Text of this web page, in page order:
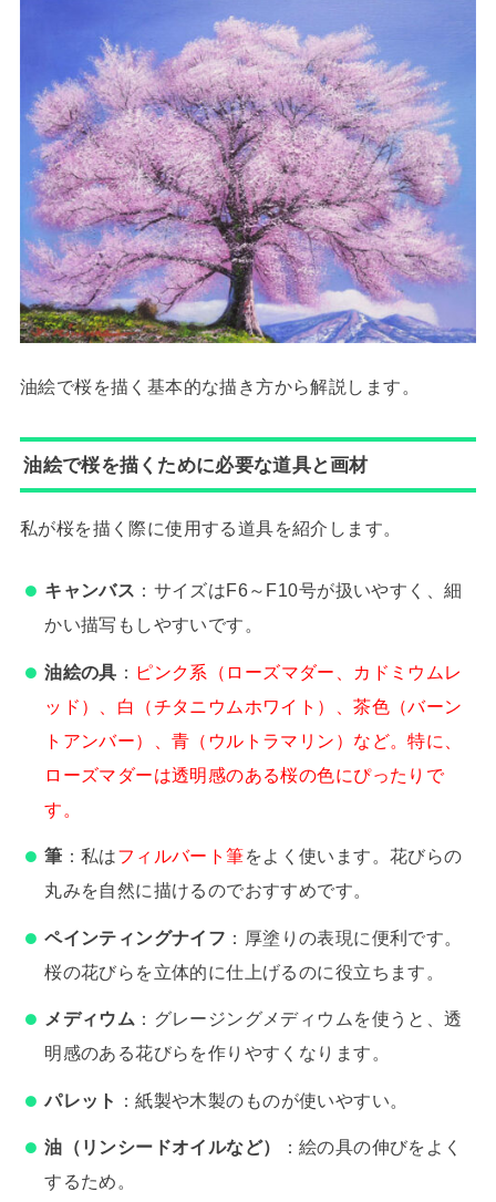
油絵で桜を描く基本的な描き方から解説します。
油絵で桜を描くために必要な道具と画材
私が桜を描く際に使用する道具を紹介します。
キャンバス ：サイズはF6～F10号が扱いやすく、細
かい描写もしやすいです。
油絵の具 ： ピンク系（ローズマダー、カドミウムレ
ッド）、白（チタニウムホワイト）、茶色（バーン
トアンバー）、青（ウルトラマリン）など。特に、
ローズマダーは透明感のある桜の色にぴったりで
す。
筆 ：私はフィルバート筆をよく使います。花びらの
丸みを自然に描けるのでおすすめです。
ペインティングナイフ ：厚塗りの表現に便利です。
桜の花びらを立体的に仕上げるのに役立ちます。
メディウム ：グレージングメディウムを使うと、透
明感のある花びらを作りやすくなります。
パレット ：紙製や木製のものが使いやすい。
油（リンシードオイルなど）
：絵の具の伸びをよく
するため。